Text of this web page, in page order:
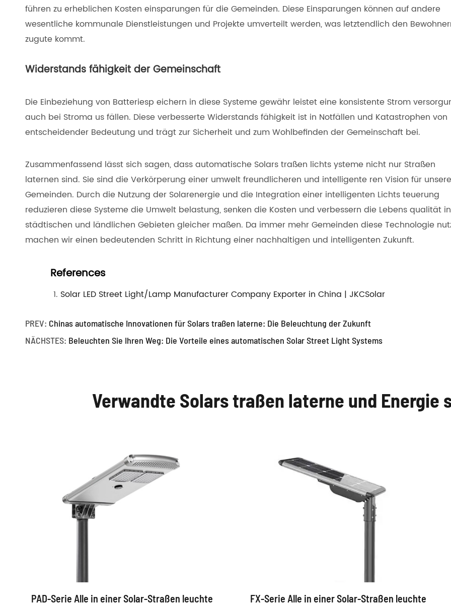
führen zu erheblichen Kosten einsparungen für die Gemeinden. Diese Einsparungen können auf andere
wesentliche kommunale Dienstleistungen und Projekte umverteilt werden, was letztendlich den
zugute kommt.
Widerstands fähigkeit der Gemeinschaft
Die Einbeziehung von Batteriesp eichern in diese Systeme gewähr leistet eine konsistente Strom
auch bei Stroma us fällen. Diese verbesserte Widerstands fähigkeit ist in Notfällen und Katastrophen von
entscheidender Bedeutung und trägt zur Sicherheit und zum Wohlbefinden der Gemeinschaft bei.
Zusammenfassend lässt sich sagen, dass automatische Solars traßen lichts ysteme nicht nur Straßen
laternen sind. Sie sind die Verkörperung einer umwelt freundlicheren und intelligente ren Vision für unsere
Gemeinden. Durch die Nutzung der Solarenergie und die Integration einer intelligenten Lichts teuerung
reduzieren diese Systeme die Umwelt belastung, senken die Kosten und verbessern die Lebens qualität in
städtischen und ländlichen Gebieten gleicher maßen. Da immer mehr Gemeinden diese Technologie
machen wir einen bedeutenden Schritt in Richtung einer nachhaltigen und intelligenten Zukunft.
References
Solar LED Street Light/Lamp Manufacturer Company Exporter in China | JKCSolar
PREV: Chinas automatische Innovationen für Solars traßen laterne: Die Beleuchtung der Zukunft
NÄCHSTES: Beleuchten Sie Ihren Weg: Die Vorteile eines automatischen Solar Street Light Systems
Verwandte Solars traßen laterne und Energie
PAD-Serie Alle in einer Solar-Straßen leuchte FX-Serie Alle in einer Solar-Straßen leuchte